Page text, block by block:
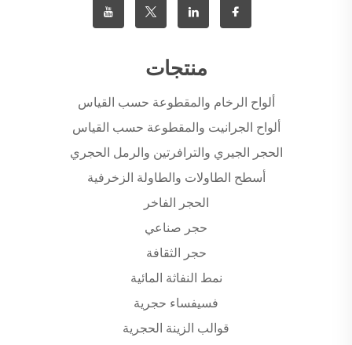
منتجات
ألواح الرخام والمقطوعة حسب القياس
ألواح الجرانيت والمقطوعة حسب القياس
الحجر الجيري والترافرتين والرمل الحجري
أسطح الطاولات والطاولة الزخرفية
الحجر الفاخر
حجر صناعي
حجر الثقافة
نمط النفاثة المائية
فسيفساء حجرية
قوالب الزينة الحجرية